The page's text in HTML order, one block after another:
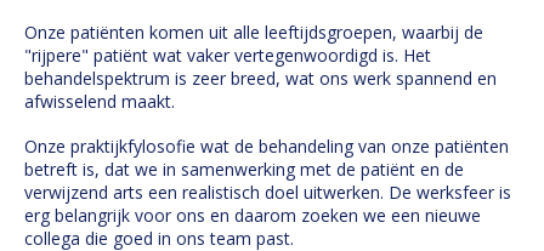
Onze patiënten komen uit alle leeftijdsgroepen, waarbij de
"rijpere" patiënt wat vaker vertegenwoordigd is. Het
behandelspektrum is zeer breed, wat ons werk spannend en
afwisselend maakt.
Onze praktijkfylosofie wat de behandeling van onze patiënten
betreft is, dat we in samenwerking met de patiënt en de
verwijzend arts een realistisch doel uitwerken. De werksfeer is
erg belangrijk voor ons en daarom zoeken we een nieuwe
collega die goed in ons team past.